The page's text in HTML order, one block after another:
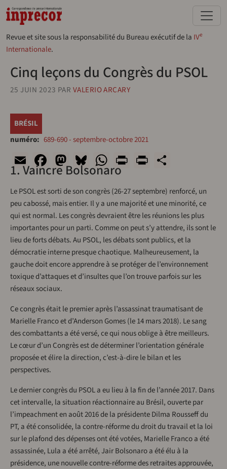
Aller au contenu principal
Revue et site sous la responsabilité du Bureau exécutif de la IVe
Internationale.
Cinq leçons du Congrès du PSOL
25 JUIN 2023 PAR VALERIO ARCARY
BRÉSIL
numéro
689-690 - septembre-octobre 2021
EmailFacebook
Mastodon
Bluesky
WhatsApp
Print
1. Vaincre Bolsonaro
Le PSOL est sorti de son congrès (26-27 septembre) renforcé, un
peu cabossé, mais entier. Il y a une majorité et une minorité, ce
qui est normal. Les congrès devraient être les réunions les plus
importantes pour un parti. Comme on peut s’y attendre, ils sont le
lieu de forts débats. Au PSOL, les débats sont publics, et la
démocratie interne presque chaotique. Malheureusement, la
gauche doit encore apprendre à se protéger de l’environnement
toxique d’attaques et d’insultes que l’on trouve parfois sur les
réseaux sociaux.
Ce congrès était le premier après l’assassinat traumatisant de
Marielle Franco et d’Anderson Gomes (le 14 mars 2018). Le sang
des combattants a été versé, ce qui nous oblige à être meilleurs.
Le cœur d’un Congrès est de déterminer l’orientation générale
proposée et élire la direction, c’est-à-dire le bilan et les
perspectives.
Le dernier congrès du PSOL a eu lieu à la fin de l’année 2017. Dans
cet intervalle, la situation réactionnaire au Brésil, ouverte par
l’impeachment en août 2016 de la présidente Dilma Rousseff du
PT, a été consolidée, la contre-réforme du droit du travail et la loi
sur le plafond des dépenses ont été votées, Marielle Franco a été
assassinée, Lula a été arrêté, Jair Bolsonaro a été élu à la
présidence, une nouvelle contre-réforme des retraites approuvée,